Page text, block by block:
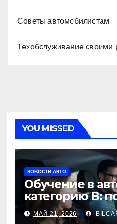
Советы автомобилистам
Техобслуживание своими
YOU MISSED
НОВОСТИ АВТО
Обучение в
категорию В:
для будущих
МАЙ 21, 2026